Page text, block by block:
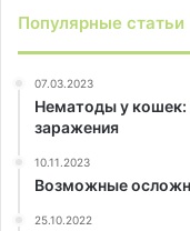
Популярные статьи
07.03.2023
Нематоды у кошек:
заражения
10.11.2023
Возможные
25.10.2022